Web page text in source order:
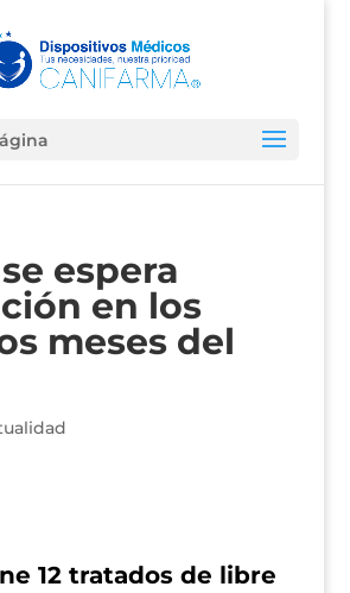
espera
en los
meses del
12 tratados de libre